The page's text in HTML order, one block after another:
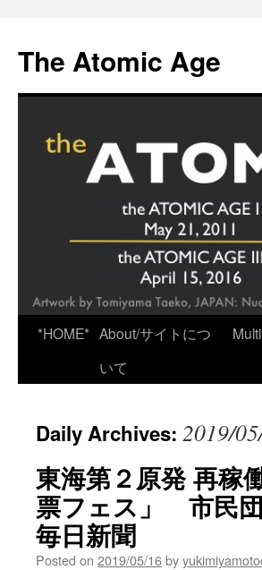
content
The Atomic Age
*HOME* About/サイトにつ
いて
Daily Archives: 2019/
東海第２原発 再
票フェス」 市民
毎日新聞
Posted on 2019/05/16by